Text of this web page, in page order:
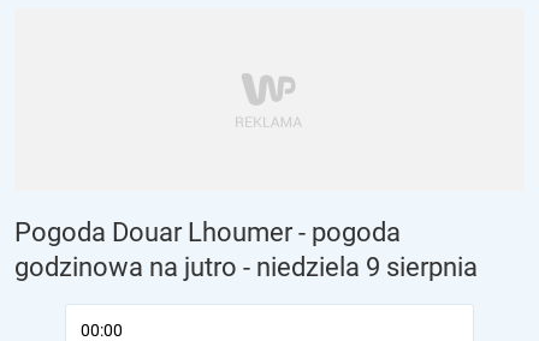
Pogoda Douar Lhoumer - pogoda
godzinowa na jutro - niedziela 9 sierpnia
00:00